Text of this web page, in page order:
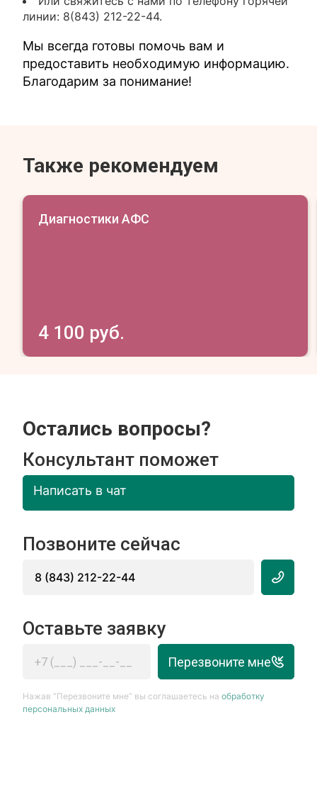
линии: 8(843) 212-22-44.
Мы всегда готовы помочь вам и
предоставить необходимую информацию.
Благодарим за понимание!
Также рекомендуем
Диагностики АФС
4 100 руб.
Остались вопросы?
Консультант поможет
Написать в чат
Позвоните сейчас
8 (843) 212-22-44
Оставьте заявку
Перезвоните мне
Нажав “Перезвоните мне” вы соглашаетесь наобработку
персональных данных